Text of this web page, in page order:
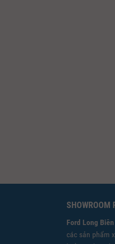
SHOWROOM
Ford Long Biên
các sản phẩm